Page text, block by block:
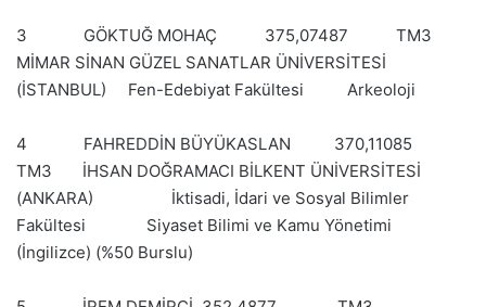
3 GÖKTUĞ MOHAÇ 375,07487 TM3
MİMAR SİNAN GÜZEL SANATLAR ÜNİVERSİTESİ
(İSTANBUL) Fen-Edebiyat Fakültesi Arkeoloji
4 FAHREDDİN BÜYÜKASLAN 370,11085
TM3 İHSAN DOĞRAMACI BİLKENT ÜNİVERSİTESİ
(ANKARA) İktisadi, İdari ve Sosyal Bilimler
Fakültesi Siyaset Bilimi ve Kamu Yönetimi
(İngilizce) (%50 Burslu)